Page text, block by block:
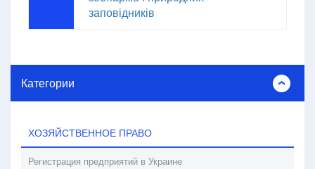
заповідників
Категории
ХОЗЯЙСТВЕННОЕ ПРАВО
Регистрация предприятий в Украине